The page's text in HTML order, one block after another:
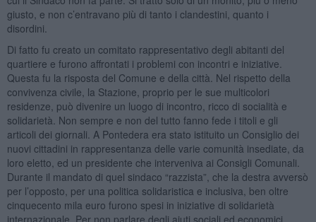
giusto, e non c’entravano più di tanto i clandestini, quanto i
disordini.
Di fatto fu creato un comitato rappresentativo degli abitanti del
quartiere e furono affrontati i problemi con incontri e iniziative.
Questa fu la risposta del Comune e della città. Nel rispetto della
convivenza civile, la Stazione, proprio per le sue multicolori
residenze, può divenire un luogo di incontro, ricco di socialità e
solidarietà. Non sempre e non del tutto fanno fede i titoli e gli
articoli dei giornali. A Pontedera era stato istituito un Consiglio dei
nuovi cittadini in rappresentanza delle varie comunità insediate, da
loro eletto, ed un presidente che interveniva ai Consigli Comunali.
Durante il mandato di quel sindaco “razzista”, che la destra avversò
per l’opposto, per una politica solidaristica e inclusiva, ben oltre
cinquecento mila euro furono spesi in iniziative di solidarietà
internazionale. Per non parlare degli aiuti sociali ed economici